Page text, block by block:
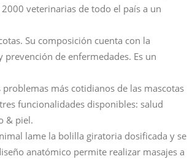
veterinarias de todo el país a un
Su composición cuenta con la
de enfermedades. Es un
más cotidianos de las mascotas
funcionalidades disponibles: salud
& piel.
lame la bolilla giratoria dosificada y se
anatómico permite realizar masajes a